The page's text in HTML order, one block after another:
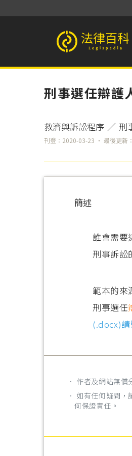
法律百科 Legispedia
刑事選任辯護
救濟與訴訟程序 ／ 刑
刊登：2020-03-23 ‧ 最後更新
簡述
誰會需要
刑事訴訟
範本的來
刑事選任
(.docx)
． 作者及網站無
． 如有任何疑問
何保證責任。